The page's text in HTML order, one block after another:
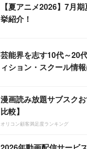
【夏アニメ2026】7月
挙紹介！
芸能界を志す10代～20
ィション・スクール情
漫画読み放題サブスク
比較】
オリコン顧客満足度ランキング